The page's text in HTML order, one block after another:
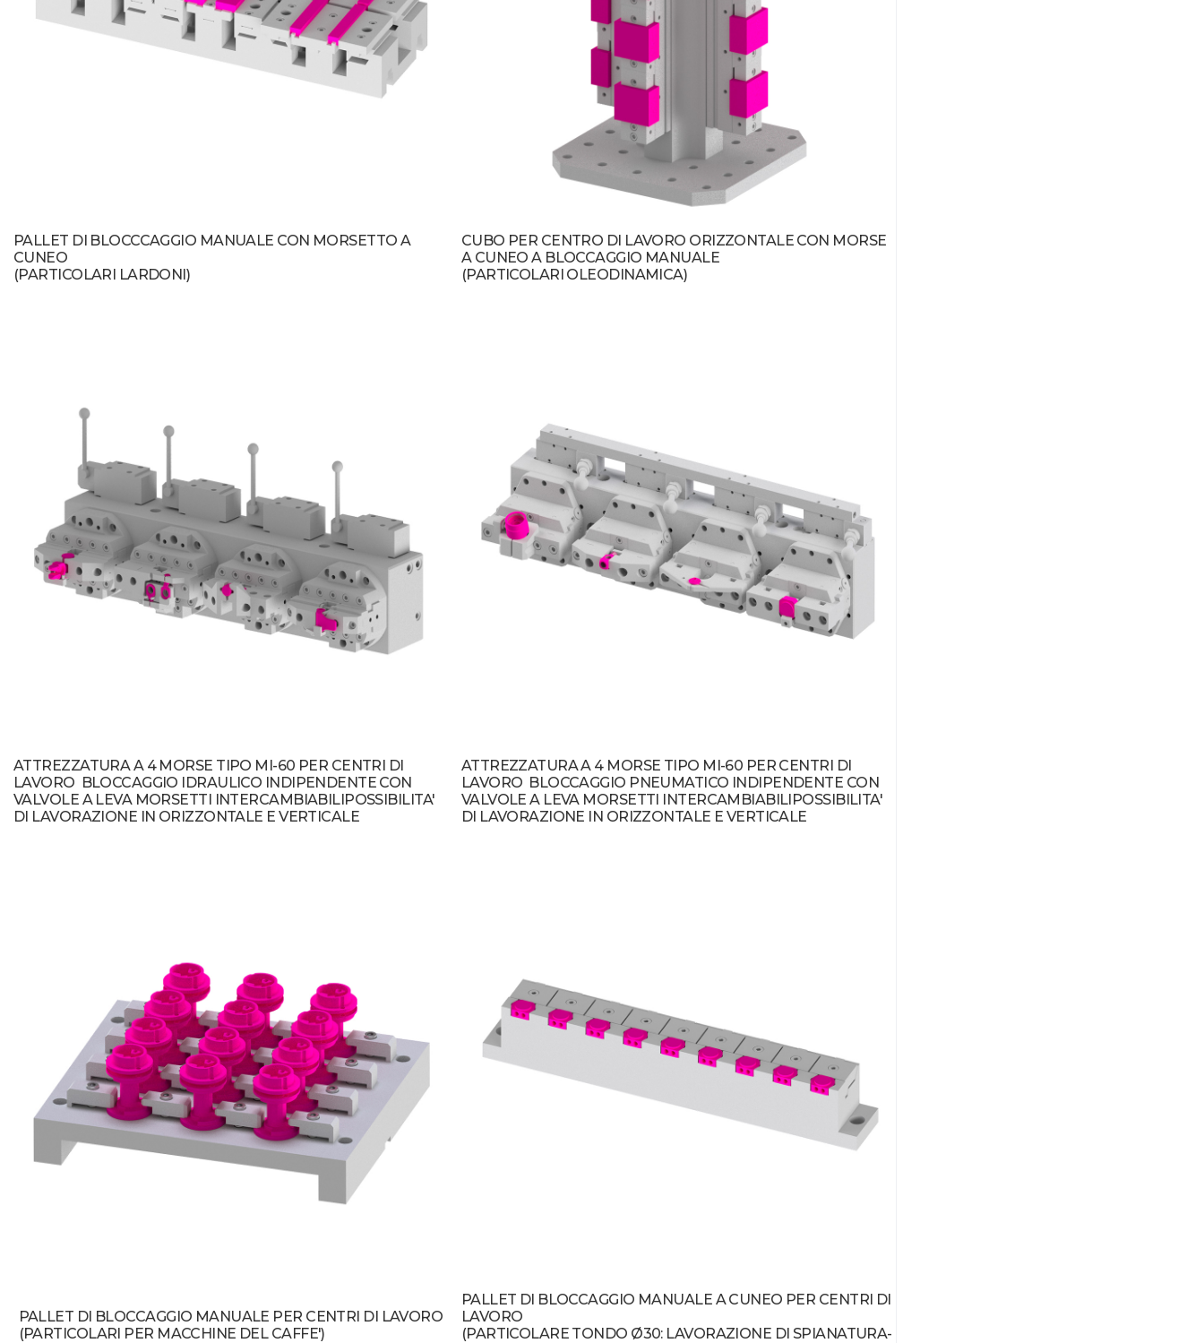
PALLET DI BLOCCCAGGIO MANUALE CON MORSETTO A
CUNEO
(PARTICOLARI LARDONI)
CUBO PER CENTRO DI LAVORO ORIZZONTALE CON MORSE
A CUNEO A BLOCCAGGIO MANUALE
(PARTICOLARI OLEODINAMICA)
ATTREZZATURA A 4 MORSE TIPO MI-60 PER CENTRI DI
LAVORO BLOCCAGGIO IDRAULICO INDIPENDENTE CON
VALVOLE A LEVA MORSETTI INTERCAMBIABILIPOSSIBILITA'
DI LAVORAZIONE IN ORIZZONTALE E VERTICALE
ATTREZZATURA A 4 MORSE TIPO MI-60 PER CENTRI DI
LAVORO BLOCCAGGIO PNEUMATICO INDIPENDENTE CON
VALVOLE A LEVA MORSETTI INTERCAMBIABILIPOSSIBILITA'
DI LAVORAZIONE IN ORIZZONTALE E VERTICALE
PALLET DI BLOCCAGGIO MANUALE PER CENTRI DI LAVORO
(PARTICOLARI PER MACCHINE DEL CAFFE')
PALLET DI BLOCCAGGIO MANUALE A CUNEO PER CENTRI DI
LAVORO
(PARTICOLARE TONDO Ø30: LAVORAZIONE DI SPIANATURA-